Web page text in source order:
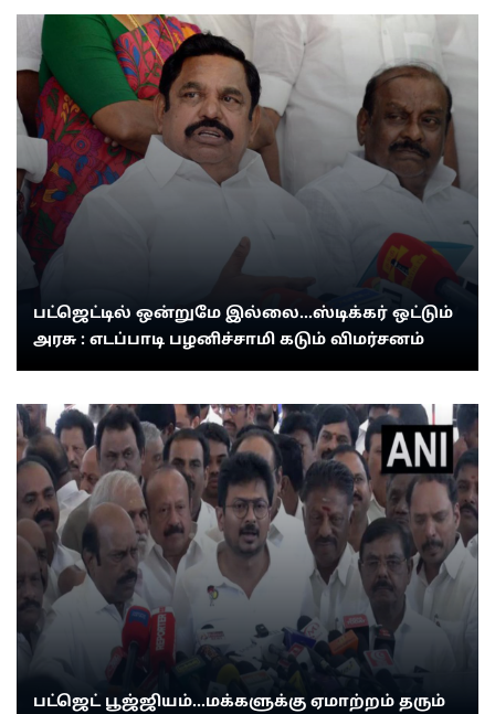
பட்ஜெட்டில் ஒன்றுமே இல்லை...ஸ்டிக்கர் ஒட்டும்
அரசு : எடப்பாடி பழனிச்சாமி கடும் விமர்சனம்
பட்ஜெட் பூஜ்ஜியம்...மக்களுக்கு ஏமாற்றம் தரும்